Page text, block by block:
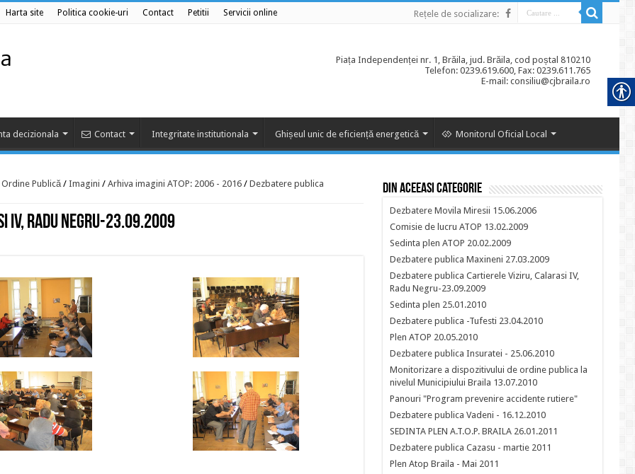
Harta site Politica cookie-uri Contact Petitii Servicii online Rețele de socializare:
Piața Independenței nr. 1, Brăila, jud. Brăila, cod poștal 810210
Telefon: 0239.619.600, Fax: 0239.611.765
E-mail: consiliu@cjbraila.ro
decizionala Contact Integritate institutionala Ghișeul unic de eficiență energetică Monitorul Oficial Local
Publică / Imagini / Arhiva imagini ATOP: 2006 - 2016 / Dezbatere publica
Radu Negru-23.09.2009
Din aceeasi categorie
Dezbatere Movila Miresii 15.06.2006
Comisie de lucru ATOP 13.02.2009
Sedinta plen ATOP 20.02.2009
Dezbatere publica Maxineni 27.03.2009
Dezbatere publica Cartierele Viziru, Calarasi IV,
Radu Negru-23.09.2009
Sedinta plen 25.01.2010
Dezbatere publica -Tufesti 23.04.2010
Plen ATOP 20.05.2010
Dezbatere publica Insuratei - 25.06.2010
Monitorizare a dispozitivului de ordine publica la
nivelul Municipiului Braila 13.07.2010
Panouri "Program prevenire accidente rutiere"
Dezbatere publica Vadeni - 16.12.2010
SEDINTA PLEN A.T.O.P. BRAILA 26.01.2011
Dezbatere publica Cazasu - martie 2011
Plen Atop Braila - Mai 2011